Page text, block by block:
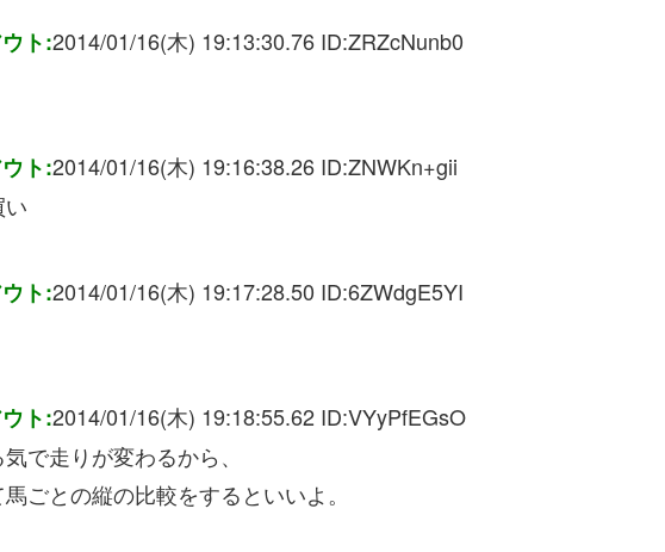
ト:2014/01/16(木) 19:13:30.76 ID:ZRZcNunb0
ト:2014/01/16(木) 19:16:38.26 ID:ZNWKn+gii
ト:2014/01/16(木) 19:17:28.50 ID:6ZWdgE5YI
ト:2014/01/16(木) 19:18:55.62 ID:VYyPfEGsO
で走りが変わるから、
ごとの縦の比較をするといいよ。